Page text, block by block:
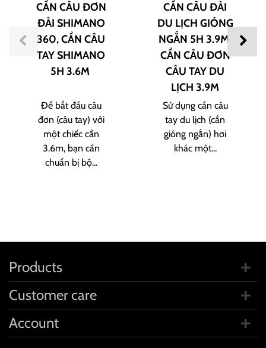
CẦN CÂU ĐƠN
ĐÀI SHIMANO
360, CẦN CÂU
TAY SHIMANO
5H 3.6M
Để bắt đầu câu
đơn (câu tay) với
một chiếc cần
3.6m, bạn cần
chuẩn bị bộ...
CẦN CÂU ĐÀI
DU LỊCH GIÓNG
NGẮN 5H 3.9M,
CẦN CÂU ĐƠN
CÂU TAY DU
LỊCH 3.9M
Sử dụng cần câu
tay du lịch (cần
gióng ngắn) hơi
khác một...
Products
Customer care
Account